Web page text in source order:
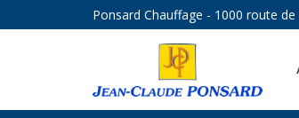
Ponsard Chauffage - 1000 route